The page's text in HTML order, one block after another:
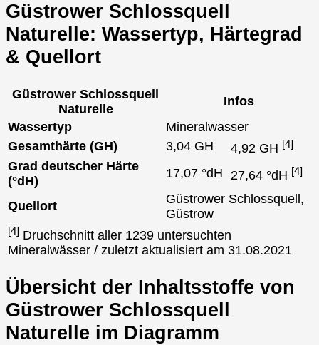
Güstrower Schlossquell
Naturelle: Wassertyp, Härtegrad
& Quellort
Güstrower Schlossquell
Naturelle
Infos
Wassertyp
Mineralwasser
Gesamthärte (GH)
3,04 GH 4,92 GH [4]
Grad deutscher Härte
(°dH)
17,07 °dH 27,64 °dH [4]
Quellort
Güstrower Schlossquell,
Güstrow
[4] Druchschnitt aller 1239 untersuchten
Mineralwässer / zuletzt aktualisiert am 31.08.2021
Übersicht der Inhaltsstoffe von
Güstrower Schlossquell
Naturelle im Diagramm